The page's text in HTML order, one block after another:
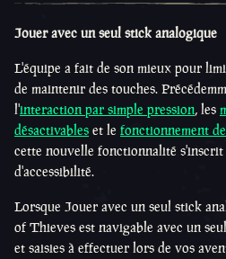
Jouer avec un seul stick analogique
L'équipe a fait de son mieux pour
de maintenir des touches.
l'interaction par simple pression, les
désactivables et le fonctionnement
cette nouvelle fonctionnalité
d'accessibilité.
Lorsque Jouer avec un seul stick
of Thieves est navigable avec un
et saisies à effectuer lors de vos